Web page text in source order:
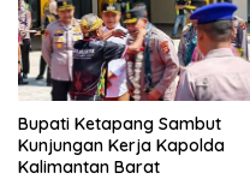
Bupati Ketapang Sambut
Kunjungan Kerja Kapolda
Kalimantan Barat